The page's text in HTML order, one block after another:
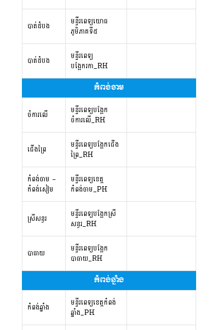
បាត់ដំបង
មន្ទីរពេទ្យយោធ
ភូមិភាគទី៥
បាត់ដំបង
មន្ទីរពេទ្យ
បង្អែករកា_RH
កំពង់ចាម
ចំការលើ
មន្ទីរពេទ្យបង្អែក
ចំការលើ_RH
ជើងព្រៃ
មន្ទីរពេទ្យបង្អែកជើង
ព្រៃ_RH
កំពង់ចាម –
កំពង់សៀម
មន្ទីរពេទ្យខេត្ត
កំពង់ចាម_PH
ស្រីសន្ធរ
មន្ទីរពេទ្យបង្អែកស្រី
សន្ធរ_RH
បាធាយ
មន្ទីរពេទ្យបង្អែក
បាធាយ_RH
កំពង់ឆ្នាំង
កំពង់ឆ្នាំង
មន្ទីរពេទ្យខេត្តកំពង់
ឆ្នាំង_PH